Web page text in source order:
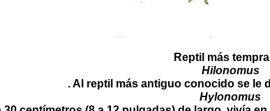
Reptil más
Hilonomus
. Al reptil más antiguo conocido se le
Hylonomus